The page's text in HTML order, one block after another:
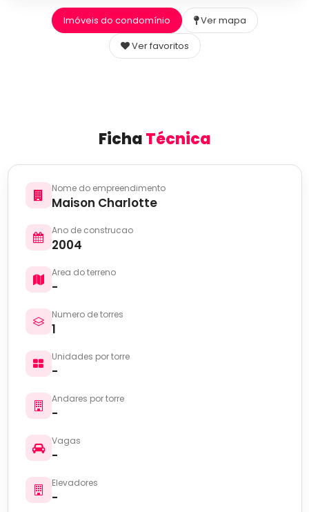
Imóveis do condomínio
Ver mapa
Ver favoritos
FichaTécnica
Nome do empreendimento
Maison Charlotte
Ano de construcao
2004
Area do terreno
-
Numero de torres
1
Unidades por torre
-
Andares por torre
-
Vagas
-
Elevadores
-